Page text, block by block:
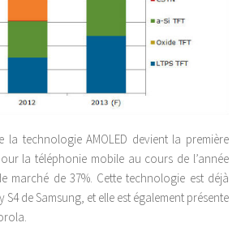
la technologie AMOLED devient la première
la téléphonie mobile au cours de l’année
marché de 37%. Cette technologie est déjà
S4 de Samsung, et elle est également présente